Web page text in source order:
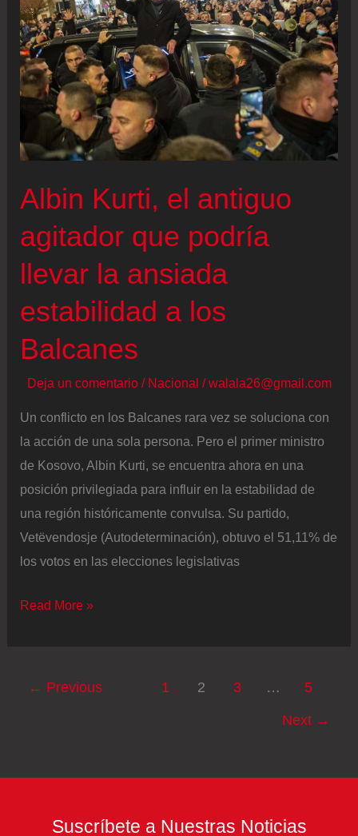
será
la
próxima
presidenta
de
Rica
arrasar
primera
vuelta
Albin Kurti, el antiguo
agitador que podría
llevar la ansiada
estabilidad a los
Balcanes
Deja un comentario / Nacional /walala26@gmail.com
Un conflicto en los Balcanes rara vez se soluciona con
la acción de una sola persona. Pero el primer ministro
de Kosovo, Albin Kurti, se encuentra ahora en una
posición privilegiada para influir en la estabilidad de
una región históricamente convulsa. Su partido,
Vetëvendosje (Autodeterminación), obtuvo el 51,11% de
los votos en las elecciones legislativas
Albin
ansiada
Read More »
← Previous 1 2 3 … 5
Next →
Suscríbete a Nuestras Noticias